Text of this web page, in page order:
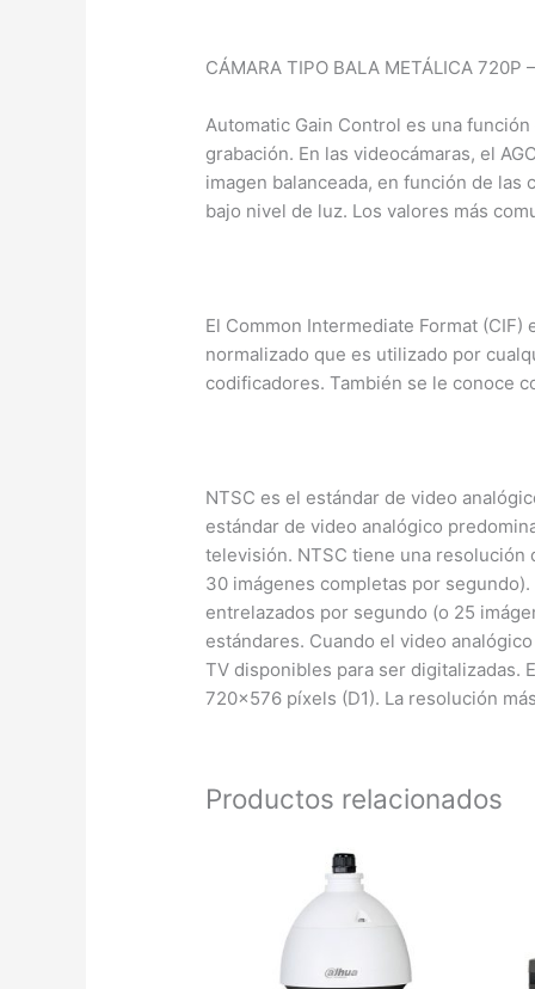
CÁMARA TIPO BALA METÁLICA 720P
Automatic Gain Control es una
grabación. En las videocámaras, el
imagen balanceada, en función de
bajo nivel de luz. Los valores más
El Common Intermediate Format
normalizado que es utilizado por
codificadores. También se le conoce
NTSC es el estándar de video
estándar de video analógico
televisión. NTSC tiene una resolución
30 imágenes completas por
entrelazados por segundo (o 25
estándares. Cuando el video
TV disponibles para ser digitalizadas.
720×576 píxels (D1). La resolución
Productos relacionados